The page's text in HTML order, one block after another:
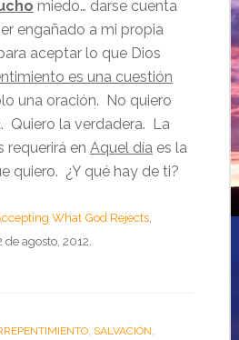
miedo… darse cuenta
engañado a mi propia
aceptar lo que Dios
es una cuestión
una oración. No quiero
Quiero la verdadera. La
requerirá en Aquel díaes la
quiero. ¿Y qué hay de ti?
What God Rejects,
agosto, 2012.
, SALVACIÓN,